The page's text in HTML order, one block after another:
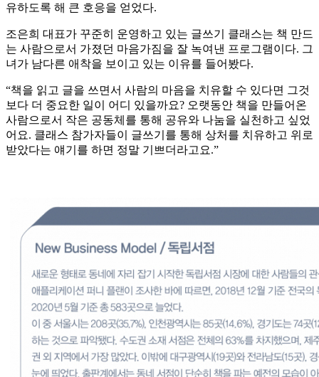
유하도록 해 큰 호응을 얻었다.
조은희 대표가 꾸준히 운영하고 있는 글쓰기 클래스는 책 만드
는 사람으로서 가졌던 마음가짐을 잘 녹여낸 프로그램이다. 그
녀가 남다른 애착을 보이고 있는 이유를 들어봤다.
“책을 읽고 글을 쓰면서 사람의 마음을 치유할 수 있다면 그것
보다 더 중요한 일이 어디 있을까요? 오랫동안 책을 만들어온
사람으로서 작은 공동체를 통해 공유와 나눔을 실천하고 싶었
어요. 클래스 참가자들이 글쓰기를 통해 상처를 치유하고 위로
받았다는 얘기를 하면 정말 기쁘더라고요.”